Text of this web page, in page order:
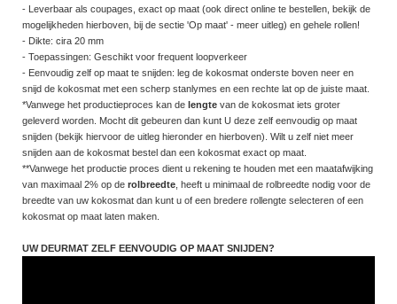
- Leverbaar als coupages, exact op maat (ook direct online te bestellen, bekijk de
mogelijkheden hierboven, bij de sectie 'Op maat' - meer uitleg) en gehele rollen!
- Dikte: cira 20 mm
- Toepassingen: Geschikt voor frequent loopverkeer
- Eenvoudig zelf op maat te snijden: leg de kokosmat onderste boven neer en
snijd de kokosmat met een scherp stanlymes en een rechte lat op de juiste maat.
*Vanwege het productieproces kan de lengte van de kokosmat iets groter
geleverd worden. Mocht dit gebeuren dan kunt U deze zelf eenvoudig op maat
snijden (bekijk hiervoor de uitleg hieronder en hierboven). Wilt u zelf niet meer
snijden aan de kokosmat bestel dan een kokosmat exact op maat.
**Vanwege het productie proces dient u rekening te houden met een maatafwijking
van maximaal 2% op de rolbreedte , heeft u minimaal de rolbreedte nodig voor de
breedte van uw kokosmat dan kunt u of een bredere rollengte selecteren of een
kokosmat op maat laten maken.
UW DEURMAT ZELF EENVOUDIG OP MAAT SNIJDEN?